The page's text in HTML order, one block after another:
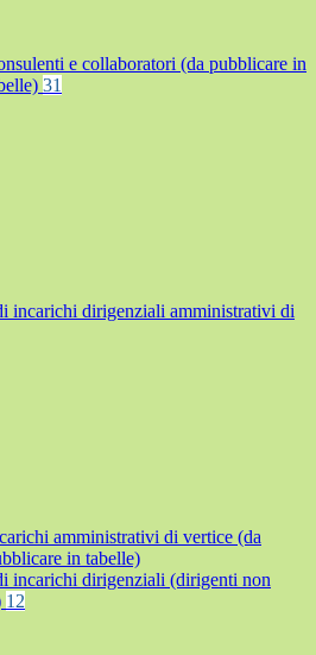
e collaboratori (da pubblicare in
31
incarichi dirigenziali amministrativi di
amministrativi di vertice (da
in tabelle)
incarichi dirigenziali (dirigenti non
12